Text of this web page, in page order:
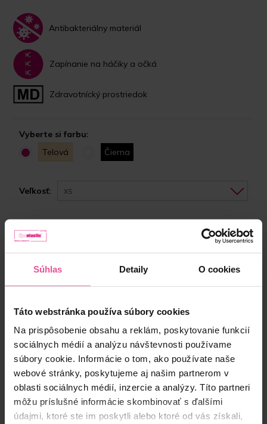
Súhlas Detaily O cookies
Táto webstránka používa súbory cookies
Na prispôsobenie obsahu a reklám, poskytovanie funkcií
sociálnych médií a analýzu návštevnosti používame
súbory cookie. Informácie o tom, ako používate naše
webové stránky, poskytujeme aj našim partnerom v
oblasti sociálnych médií, inzercie a analýzy. Títo partneri
môžu príslušné informácie skombinovať s ďalšími
údajmi, ktoré ste im poskytli alebo ktoré od vás získali,
Antibakteriálny materiál
Zapínanie na háčiky a očká
Zdravotnícký prostriedok
Vyberte si farbu:
Telová
Čierna
Veľkosť: XS
81,90 €
Vložiť do košíka